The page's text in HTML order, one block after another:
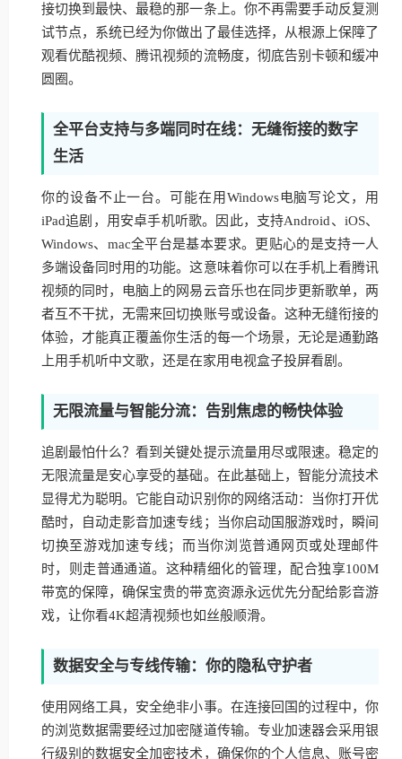
接切换到最快、最稳的那一条上。你不再需要手动反复测
试节点，系统已经为你做出了最佳选择，从根源上保障了
观看优酷视频、腾讯视频的流畅度，彻底告别卡顿和缓冲
圆圈。
全平台支持与多端同时在线：无缝衔接的数字
生活
你的设备不止一台。可能在用Windows电脑写论文，用
iPad追剧，用安卓手机听歌。因此，支持Android、iOS、
Windows、mac全平台是基本要求。更贴心的是支持一人
多端设备同时用的功能。这意味着你可以在手机上看腾讯
视频的同时，电脑上的网易云音乐也在同步更新歌单，两
者互不干扰，无需来回切换账号或设备。这种无缝衔接的
体验，才能真正覆盖你生活的每一个场景，无论是通勤路
上用手机听中文歌，还是在家用电视盒子投屏看剧。
无限流量与智能分流：告别焦虑的畅快体验
追剧最怕什么？看到关键处提示流量用尽或限速。稳定的
无限流量是安心享受的基础。在此基础上，智能分流技术
显得尤为聪明。它能自动识别你的网络活动：当你打开优
酷时，自动走影音加速专线；当你启动国服游戏时，瞬间
切换至游戏加速专线；而当你浏览普通网页或处理邮件
时，则走普通通道。这种精细化的管理，配合独享100M
带宽的保障，确保宝贵的带宽资源永远优先分配给影音游
戏，让你看4K超清视频也如丝般顺滑。
数据安全与专线传输：你的隐私守护者
使用网络工具，安全绝非小事。在连接回国的过程中，你
的浏览数据需要经过加密隧道传输。专业加速器会采用银
行级别的数据安全加密技术，确保你的个人信息、账号密